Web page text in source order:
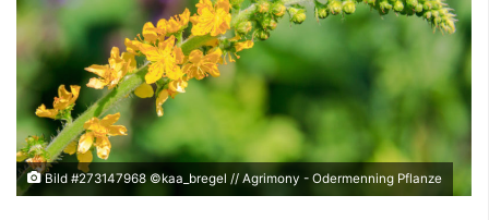
Bild #273147968 ©kaa_bregel // Agrimony - Odermenning Pflanze